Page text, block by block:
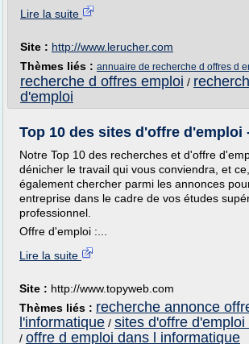
Lire la suite
Site : http://www.lerucher.com
Thèmes liés : annuaire de recherche d offres d
recherche d offres emploi /
d'emploi
Top 10 des sites d'offre d'emploi
Notre Top 10 des recherches et d'offre
dénicher le travail qui vous conviendra, et
également chercher parmi les annonces
entreprise dans le cadre de vos études
professionnel.
Offre d'emploi :...
Lire la suite
Site : http://www.topyweb.com
Thèmes liés : recherche annonce
l'informatique / sites d'offre
/ offre d emploi dans l informatique